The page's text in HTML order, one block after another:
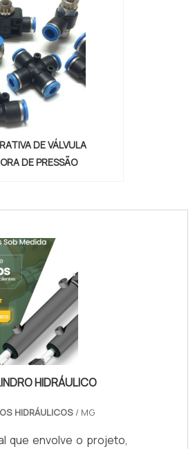
DE VÁLVULA
DE PRESSÃO
HIDRÁULICO
HIDRÁULICOS/ MG
que envolve o projeto,